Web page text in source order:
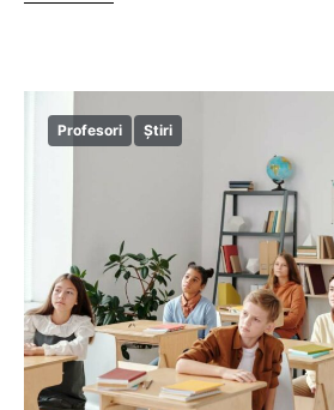
Profesori Știri